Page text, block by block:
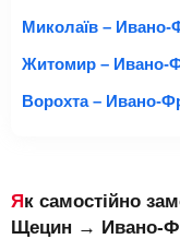
Миколаїв – Ивано-
Житомир – Ивано-
Ворохта – Ивано-
Як самостійно
Щецин → Ивано-